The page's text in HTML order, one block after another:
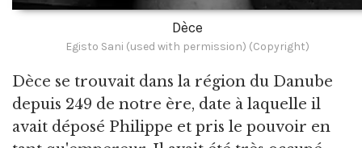
Dèce
Egisto Sani (used with permission) (Copyright)
Dèce se trouvait dans la région du Danube
depuis 249 de notre ère, date à laquelle il
avait déposé Philippe et pris le pouvoir en